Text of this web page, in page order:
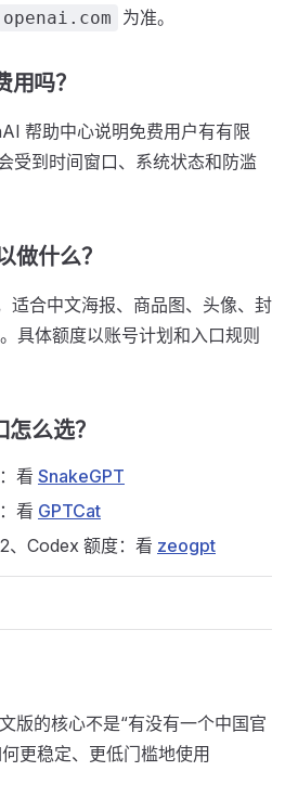
openai.com 为准。
吗？
帮助中心说明免费用户有有限
受到时间窗口、系统状态和防滥
做什么？
适合中文海报、商品图、头像、封
具体额度以账号计划和入口规则
么选？
看 SnakeGPT
看 GPTCat
、Codex 额度：看 zeogpt
版的核心不是“有没有一个中国官
更稳定、更低门槛地使用